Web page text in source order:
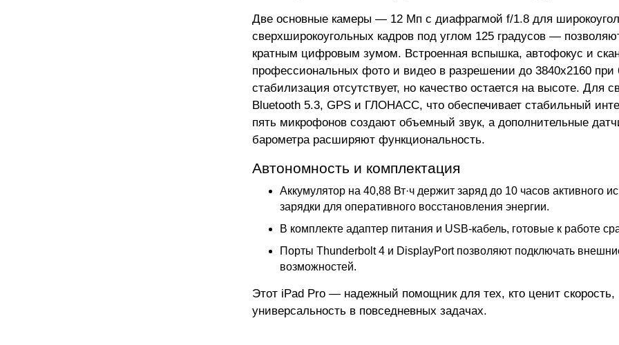
Две основные камеры — 12 Мп с диафрагмой f/1.8 для
сверхширокоугольных кадров под углом 125 градусов —
кратным цифровым зумом. Встроенная вспышка, автофокус и
профессиональных фото и видео в разрешении до 3840x2160 при
стабилизация отсутствует, но качество остается на высоте. Для
Bluetooth 5.3, GPS и ГЛОНАСС, что обеспечивает стабильный
пять микрофонов создают объемный звук, а дополнительные
барометра расширяют функциональность.
Автономность и комплектация
Аккумулятор на 40,88 Вт·ч держит заряд до 10 часов активного
зарядки для оперативного восстановления энергии.
В комплекте адаптер питания и USB-кабель, готовые к работе
Порты Thunderbolt 4 и DisplayPort позволяют подключать
возможностей.
Этот iPad Pro — надежный помощник для тех, кто ценит скорость,
универсальность в повседневных задачах.